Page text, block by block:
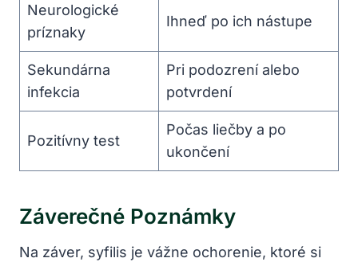
Neurologické⁤
príznaky
Ihneď⁣ po ich nástupe
Sekundárna
infekcia
Pri podozrení alebo
potvrdení
Pozitívny test
Počas liečby a‍ po
ukončení
Záverečné Poznámky
Na ​záver, syfilis je vážne ochorenie, ktoré⁤ si